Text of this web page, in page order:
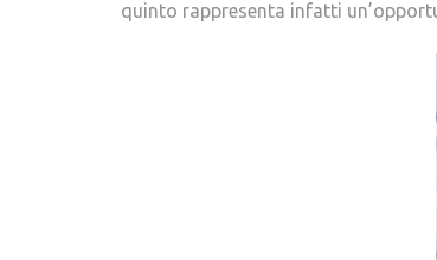
quinto rappresenta infatti